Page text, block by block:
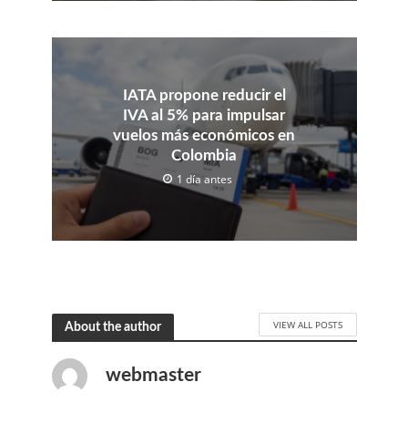
IATA propone reducir el
IVA al 5% para impulsar
vuelos más económicos en
Colombia
1 día antes
About the author VIEW ALL POSTS
webmaster